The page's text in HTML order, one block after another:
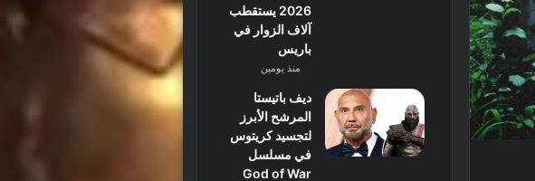
2026 يستقطب
آلاف الزوار في
باريس
منذ يومين
ديف باتيستا
المرشح الأبرز
لتجسيد كريتوس
في مسلسل
God of War